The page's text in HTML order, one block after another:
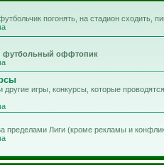
погонять, на стадион сходить,
футбольный оффтопик
игры, конкурсы, которые
пределами Лиги (кроме рекламы и